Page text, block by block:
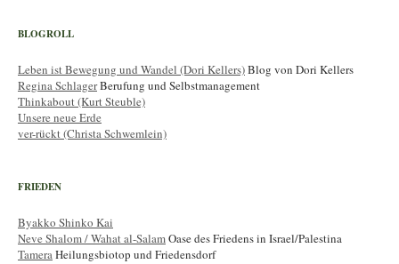
BLOGROLL
Leben ist Bewegung und Wandel (Dori Kellers)Blog von Dori Kellers
Regina SchlagerBerufung und Selbstmanagement
Thinkabout (Kurt Steuble)
Unsere neue Erde
ver-rückt (Christa Schwemlein)
FRIEDEN
Byakko Shinko Kai
Neve Shalom / Wahat al-SalamOase des Friedens in Israel/Palestina
TameraHeilungsbiotop und Friedensdorf